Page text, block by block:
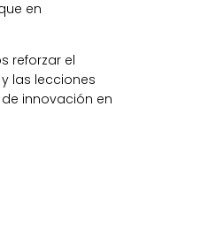
en
reforzar el
las lecciones
innovación en